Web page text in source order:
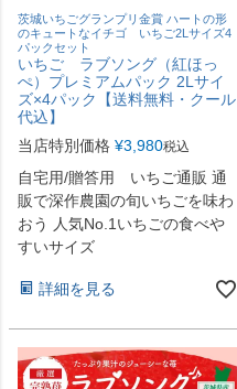
茨城いちごグランプリ金賞 ハートの形
のキュートなイチゴ いちご2Lサイズ4
パックセット
いちご ラブソング（紅ほっ
ぺ）プレミアムパック 2Lサイ
ズ×4パック【送料無料・クール
代込】
当店特別価格 ¥3,980税込
自宅用/贈答用 いちご通販 通
販で深作農園の旬いちごを味わ
おう 人気No.1いちごの食べや
すいサイズ
詳細を見る